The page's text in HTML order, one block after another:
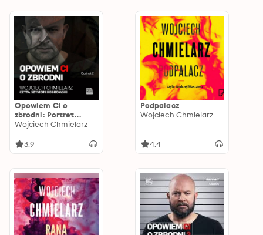
Opowiem Ci o
zbrodni: Portret
kobiety nad brzegiem
Wojciech Chmielarz
3.9
Podpalacz
Wojciech Chmielarz
4.4